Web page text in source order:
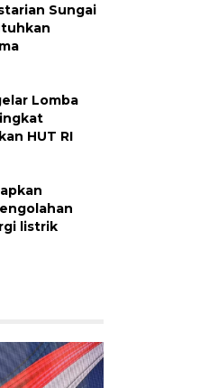
Sungai
Lomba
HUT RI
listrik